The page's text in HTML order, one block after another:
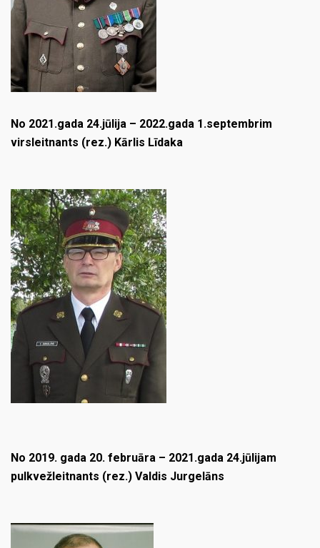
No 2021.gada 24.jūlija – 2022.gada 1.septembrim
virsleitnants (rez.) Kārlis Līdaka
No 2019. gada 20. februāra – 2021.gada 24.jūlijam
pulkvežleitnants (rez.) Valdis Jurgelāns